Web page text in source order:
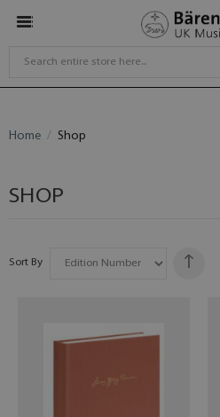
Home Shop
SHOP
Sort By